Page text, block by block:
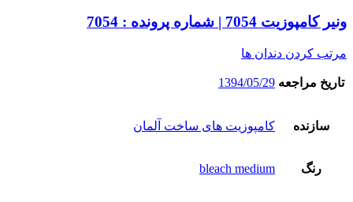
ونیر کامپوزیت 7054 | شماره پرونده : 7054
مرتب کردن دندان ها
تاریخ مراجعه 1394/05/29
سازنده کامپوزیت های ساخت آلمان
رنگ bleach medium